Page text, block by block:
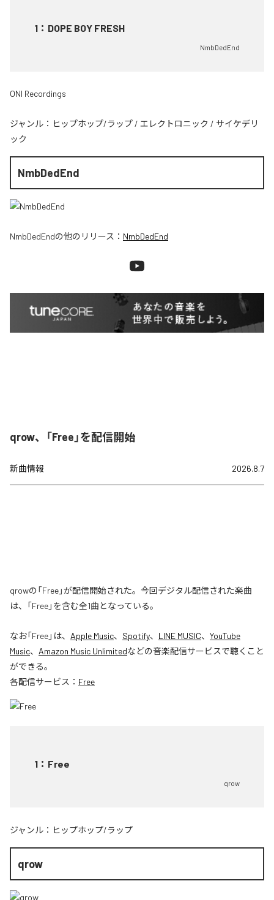
1 ： DOPE BOY FRESH
NmbDedEnd
ONI Recordings
ジャンル： ヒップホップ/ラップ / エレクトロニック / サイケデリ
ック
NmbDedEnd
NmbDedEndの他のリリース： NmbDedEnd
qrow、「Free」を配信開始
新曲情報 2026.8.7
qrowの「Free」が配信開始された。今回デジタル配信された楽曲
は、「Free」を含む全1曲となっている。
なお「Free」は、 Apple Music、 Spotify、 LINE MUSIC、 YouTube
Music、 Amazon Music Unlimitedなどの音楽配信サービスで聴くこと
ができる。
各配信サービス： Free
1 ： Free
qrow
ジャンル： ヒップホップ/ラップ
qrow